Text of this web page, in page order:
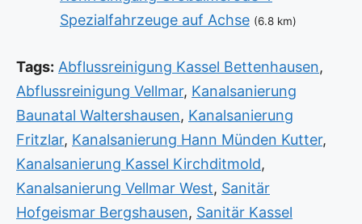
Spezialfahrzeuge auf Achse (6.8 km)
Tags: Abflussreinigung Kassel Bettenhausen,
Abflussreinigung Vellmar, Kanalsanierung
Baunatal Waltershausen, Kanalsanierung
Fritzlar, Kanalsanierung Hann Münden Kutter,
Kanalsanierung Kassel Kirchditmold,
Kanalsanierung Vellmar West, Sanitär
Hofgeismar Bergshausen, Sanitär Kassel